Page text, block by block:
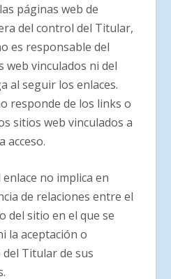
páginas web de
del control del Titular,
es responsable del
web vinculados ni del
al seguir los enlaces.
responde de los links o
sitios web vinculados a
acceso.
no implica en
de relaciones entre el
del sitio en el que se
la aceptación o
Titular de sus